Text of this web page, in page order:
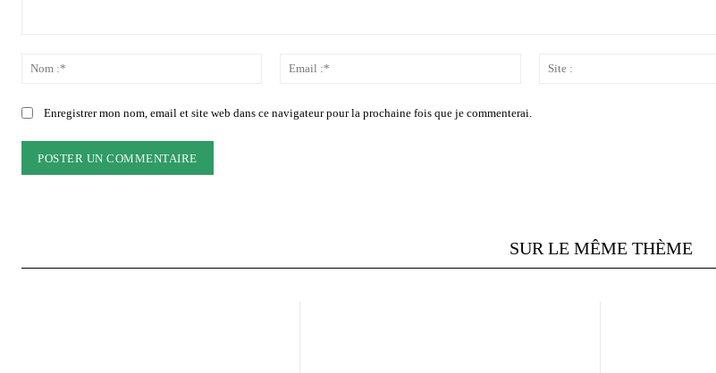
Email
Enregistrer mon nom, email et site web dans ce navigateur pour la prochaine fois que je commenterai.
SUR LE MÊME THÈME